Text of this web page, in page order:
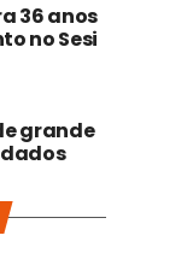
36 anos
no Sesi
grande